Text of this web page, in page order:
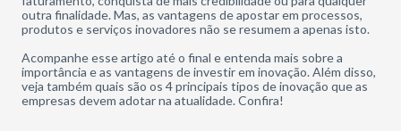
outra finalidade. Mas, as vantagens de apostar em processos,
produtos e serviços inovadores não se resumem a apenas isto.
Acompanhe esse artigo até o final e entenda mais sobre a
importância e as vantagens de investir em inovação. Além disso,
veja também quais são os 4 principais tipos de inovação que as
empresas devem adotar na atualidade. Confira!